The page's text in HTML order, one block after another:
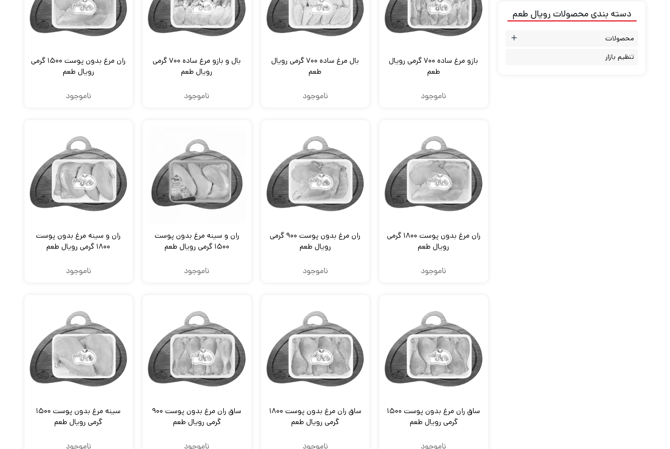
بازو مرغ ساده ۷۰۰ گرمی رویال
طعم
ناموجود
بال مرغ ساده ۷۰۰ گرمی رویال
طعم
ناموجود
بال و بازو مرغ ساده ۷۰۰ گرمی
رویال طعم
ناموجود
ران مرغ بدون پوست ۱۵۰۰ گرمی
رویال طعم
ناموجود
ران مرغ بدون پوست ۱۸۰۰ گرمی
رویال طعم
ناموجود
ران مرغ بدون پوست ۹۰۰ گرمی
رویال طعم
ناموجود
ران و سینه مرغ بدون پوست
۱۵۰۰ گرمی رویال طعم
ناموجود
ران و سینه مرغ بدون پوست
۱۸۰۰ گرمی رویال طعم
ناموجود
ساق ران مرغ بدون پوست ۱۵۰۰
گرمی رویال طعم
ساق ران مرغ بدون پوست ۱۸۰۰
گرمی رویال طعم
ساق ران مرغ بدون پوست ۹۰۰
گرمی رویال طعم
سینه مرغ بدون پوست ۱۵۰۰
گرمی رویال طعم
دسته بندی محصولات رویال طعم
محصولات
تنظیم بازار